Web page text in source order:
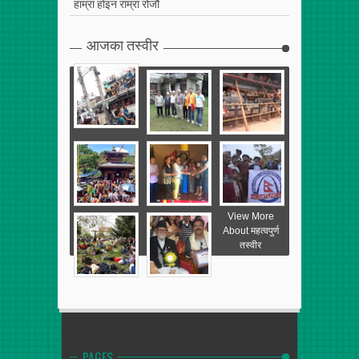
आजका तस्वीर
View More
About महत्वपुर्ण
तस्वीर